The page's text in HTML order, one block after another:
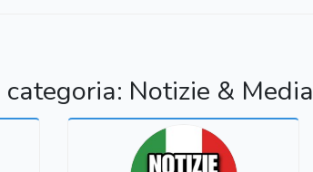
Notizie & Media